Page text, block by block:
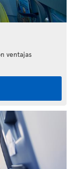
ventajas